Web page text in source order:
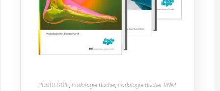
PODOLOGIE ,Podologie-Bücher,Podologie-Bücher VNM